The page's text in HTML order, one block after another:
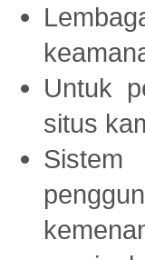
Untuk
situs